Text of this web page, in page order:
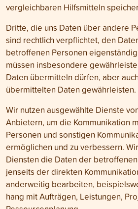
vergleichbaren Hilfs­mitteln
Dritte, die uns Daten über andere
sind recht­lich ver­pflichtet, den
betroffenen Personen
müssen ins­besondere
Daten über­mitteln dürfen, aber
übermittelten Daten gewährleisten.
Wir nutzen ausgewählte Dienste
Anbietern, um die Kommuni­kation
Personen und sonstigen
ermöglichen und zu verbessern.
Diensten die Daten der
jenseits der direkten
ander­weitig bearbeiten,
hang mit Aufträgen, Leistungen,